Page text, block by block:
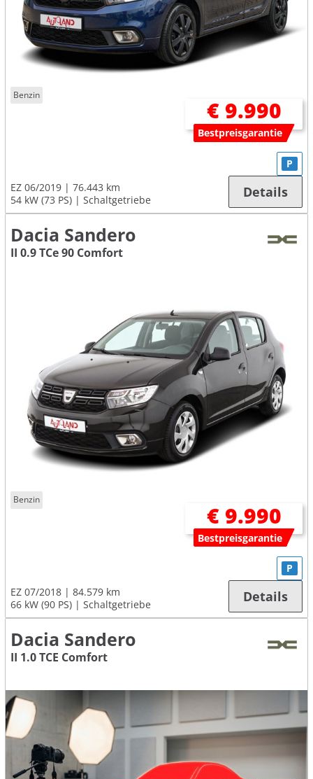
Benzin
€ 9.990
Bestpreisgarantie
EZ 06/2019
76.443 km
54 kW (73 PS)
Schaltgetriebe
P
Details
Dacia Sandero
II 0.9 TCe 90 Comfort
Benzin
€ 9.990
Bestpreisgarantie
EZ 07/2018
84.579 km
66 kW (90 PS)
Schaltgetriebe
P
Details
Dacia Sandero
II 1.0 TCE Comfort